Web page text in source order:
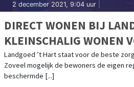
2 december 2021, 9:04 uur
DIRECT WONEN BIJ
KLEINSCHALIG WONEN
MET DEMENTIE
Landgoed ’t Hart staat voor de beste
Zoveel mogelijk de bewoners de eigen
beschermde [...]